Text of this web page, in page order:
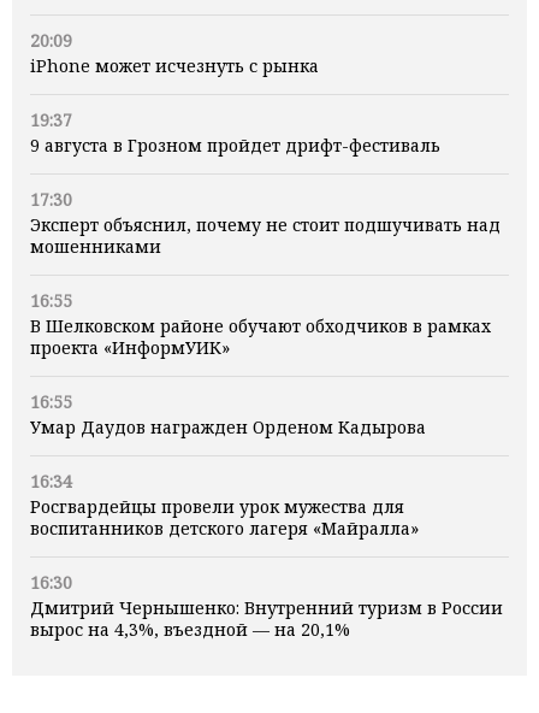
20:09
iPhone может исчезнуть с рынка
19:37
9 августа в Грозном пройдет дрифт-фестиваль
17:30
Эксперт объяснил, почему не стоит подшучивать над
мошенниками
16:55
В Шелковском районе обучают обходчиков в рамках
проекта «ИнформУИК»
16:55
Умар Даудов награжден Орденом Кадырова
16:34
Росгвардейцы провели урок мужества для
воспитанников детского лагеря «Майралла»
16:30
Дмитрий Чернышенко: Внутренний туризм в России
вырос на 4,3%, въездной — на 20,1%